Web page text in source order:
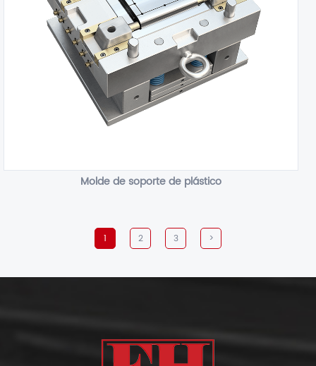
Molde de soporte de plástico
1 2 3 >